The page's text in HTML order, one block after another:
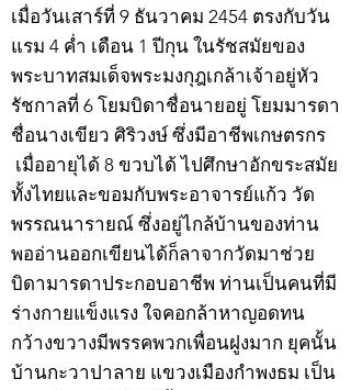
เมื่อวันเสาร์ที่ 9 ธันวาคม 2454 ตรงกับวัน
แรม 4 ค่ำ เดือน 1 ปีกุน ในรัชสมัยของ
พระบาทสมเด็จพระมงกุฎเกล้าเจ้าอยู่หัว
รัชกาลที่ 6 โยมบิดาชื่อนายอยู่ โยมมารดา
ชื่อนางเขียว ศิริวงษ์ ซึ่งมีอาชีพเกษตรกร
เมื่ออายุได้ 8 ขวบได้ ไปศึกษาอักขระสมัย
ทั้งไทยและขอมกับพระอาจารย์แก้ว วัด
พรรณนารายณ์ ซึ่งอยู่ไกล้บ้านของท่าน
พออ่านออกเขียนได้ก็ลาจากวัดมาช่วย
บิดามารดาประกอบอาชีพ ท่านเป็นคนที่มี
ร่างกายแข็งแรง ใจคอกล้าหาญอดทน
กว้างขวางมีพรรคพวกเพื่อนฝูงมาก ยุคนั้น
บ้านกะวาปาลาย แขวงเมืองกำพงธม เป็น